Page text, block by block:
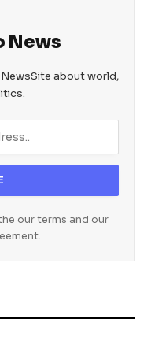
News
about world,
our terms and our